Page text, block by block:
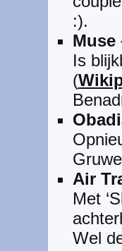
:).
Muse
Is
(
Air
Met
Wel